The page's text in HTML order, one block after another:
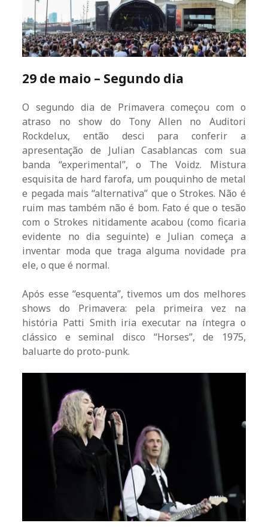
29 de maio – Segundo dia
O segundo dia de Primavera começou com o
atraso no show do Tony Allen no Auditori
Rockdelux, então desci para conferir a
apresentação de Julian Casablancas com sua
banda “experimental”, o The Voidz. Mistura
esquisita de hard farofa, um pouquinho de metal
e pegada mais “alternativa” que o Strokes. Não é
ruim mas também não é bom. Fato é que o tesão
com o Strokes nitidamente acabou (como ficaria
evidente no dia seguinte) e Julian começa a
inventar moda que traga alguma novidade pra
ele, o que é normal.
Após esse “esquenta”, tivemos um dos melhores
shows do Primavera: pela primeira vez na
história Patti Smith iria executar na íntegra o
clássico e seminal disco “Horses”, de 1975,
baluarte do proto-punk.